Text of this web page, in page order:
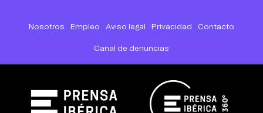
Nosotros Empleo Aviso legal Privacidad Contacto
Canal de denuncias